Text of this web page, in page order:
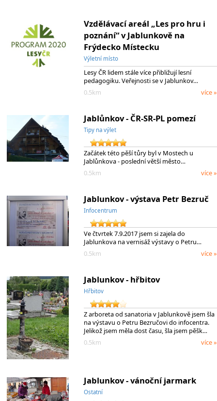
Vzdělávací areál „Les pro hru i
poznání“ v Jablunkově na
Frýdecko Místecku
Výletní místo
Lesy ČR lidem stále více přibližují lesní
pedagogiku. Veřejnosti se v Jablunkov…
0.5km
více »
Jablůnkov - ČR-SR-PL pomezí
Tipy na výlet
Začátek této pěší tůry byl v Mostech u
Jablůnkova - poslední větší město…
0.5km
více »
Jablunkov - výstava Petr Bezruč
Infocentrum
Ve čtvrtek 7.9.2017 jsem si zajela do
Jablunkova na vernisáž výstavy o Petru…
0.5km
více »
Jablunkov - hřbitov
Hřbitov
Z arboreta od sanatoria v Jablunkově jsem šla
na výstavu o Petru Bezručovi do infocentra.
Jelikož jsem měla dost času, šla jsem pěšk…
0.5km
více »
Jablunkov - vánoční jarmark
Ostatní